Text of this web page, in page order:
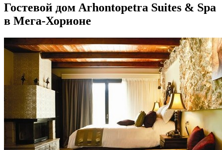
Гостевой дом Arhontopetra Suites & Spa
в Мега-Хорионе